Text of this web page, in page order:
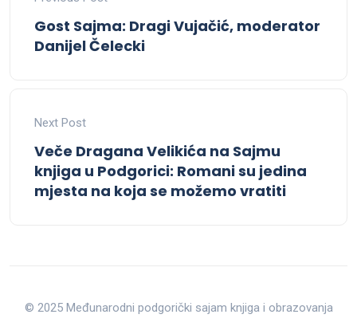
Gost Sajma: Dragi Vujačić, moderator
Danijel Čelecki
Next Post
Veče Dragana Velikića na Sajmu
knjiga u Podgorici: Romani su jedina
mjesta na koja se možemo vratiti
© 2025 Međunarodni podgorički sajam knjiga i obrazovanja